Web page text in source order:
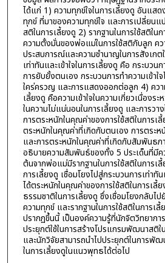
ได้แก่ 1) ความทุกข์ใจในการเลี้ยงดู อันแส
ทุกข์ ที่มาของความทุกข์ใจ และการเปลี่ยนแ
สติในการเลี้ยงดู 2) รากฐานในการใช้สติใน
ความตั้งมั่นของพ่อแม่ในการใช้สติกับลูก ค
ประสบการณ์และความชำนาญในการสังเก
เท่าทันและเข้าใจในการเลี้ยงดู คือ กระบวน
การยับยั้งตนเอง กระบวนการทำความเข้าใจ
ใคร่ครวญ และการแสดงออกต่อลูก 4) ควา
เลี้ยงดู คือความเข้าใจในความเกี่ยวเนื่องร
ในความไม่แน่นอนในการเลี้ยงดู และการวา
การตระหนักในคุณค่าของการใช้สติในการเ
ตระหนักในคุณค่าที่เกิดกับตนเอง การตระ
และการตระหนักในคุณค่าที่เกิดกับสัมพันธ
อธิบายความสัมพันธ์ของทั้ง 5 ประเด็นที่มีค
ต้นจากพ่อแม่มีรากฐานในการใช้สติในการเ
การเลี้ยงดู เชื่อมโยงไปสู่กระบวนการเท่าทัน
ได้ตระหนักในคุณค่าของการใช้สติในการเลี้ย
ธรรมชาติในการเลี้ยงดู ซึ่งเชื่อมโยงกลับไ
ความทุกข์ และรากฐานในการใช้สติในการเ
ปรากฏขึ้นนี้ เป็นองค์ความรู้ที่นักจิตวิทยากา
ประยุกต์ใช้ในการสร้างโปรแกรมพัฒนาสติ
และนักวิจัยสามารถนำไปประยุกต์ในการพั
ในการเลี้ยงดูในแนวพุทธได้ต่อไป